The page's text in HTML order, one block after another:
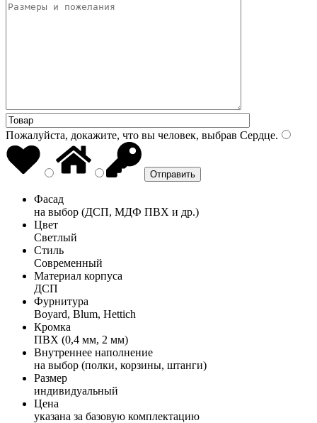
Пожалуйста, докажите, что вы человек, выбрав Сердце.
Фасад
на выбор (ДСП, МДФ ПВХ и др.)
Цвет
Светлый
Стиль
Современный
Материал корпуса
ДСП
Фурнитура
Boyard, Blum, Hettich
Кромка
ПВХ (0,4 мм, 2 мм)
Внутреннее наполнение
на выбор (полки, корзины, штанги)
Размер
индивидуальный
Цена
указана за базовую комплектацию